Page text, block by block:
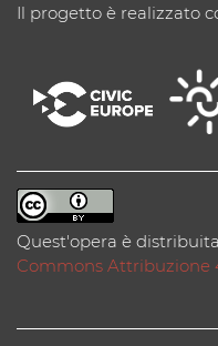
Il progetto è realizzato
Quest'opera è
Commons Attribuzione